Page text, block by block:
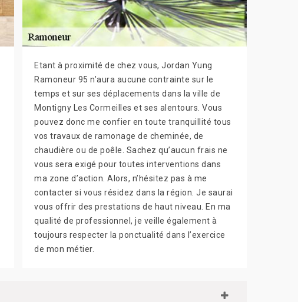
Etant à proximité de chez vous, Jordan Yung
Ramoneur 95 n’aura aucune contrainte sur le
temps et sur ses déplacements dans la ville de
Montigny Les Cormeilles et ses alentours. Vous
pouvez donc me confier en toute tranquillité tous
vos travaux de ramonage de cheminée, de
chaudière ou de poêle. Sachez qu’aucun frais ne
vous sera exigé pour toutes interventions dans
ma zone d’action. Alors, n’hésitez pas à me
contacter si vous résidez dans la région. Je saurai
vous offrir des prestations de haut niveau. En ma
qualité de professionnel, je veille également à
toujours respecter la ponctualité dans l’exercice
de mon métier.